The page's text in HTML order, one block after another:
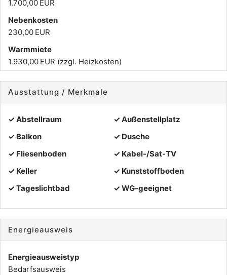
1.700,00 EUR
Nebenkosten
230,00 EUR
Warmmiete
1.930,00 EUR (zzgl. Heizkosten)
Ausstattung / Merkmale
✓ Abstellraum
✓ Außenstellplatz
✓ Balkon
✓ Dusche
✓ Fliesenboden
✓ Kabel-/Sat-TV
✓ Keller
✓ Kunststoffboden
✓ Tageslichtbad
✓ WG-geeignet
Energieausweis
Energieausweistyp
Bedarfs­ausweis